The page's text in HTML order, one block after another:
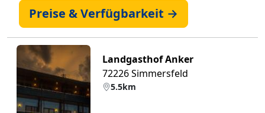
Preise & Verfügbarkeit →
Landgasthof Anker
72226 Simmersfeld
5.5km